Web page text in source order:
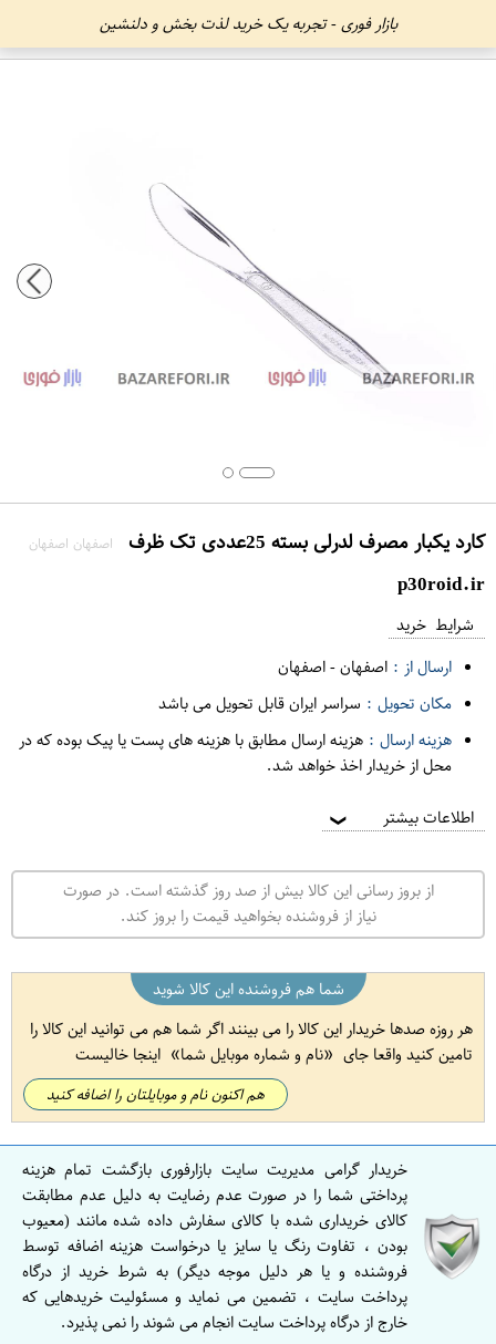
بازار فوری - تجربه یک خرید لذت بخش و دلنشین
کارد یکبار مصرف لدرلی بسته 25عددی تک ظرف اصفهان اصفهان
p30roid.ir
شرایط خرید
ارسال از : اصفهان-اصفهان
مکان تحویل : سراسر ایران قابل تحویل می باشد
هزینه ارسال : هزینه ارسال مطابق با هزینه های پست یا پیک بوده که در
محل از خریدار اخذ خواهد شد.
اطلاعات بیشتر ❯
از بروز رسانی این کالا بیش از صد روز گذشته است. در صورت
نیاز از فروشنده بخواهید قیمت را بروز کند.
شما هم فروشنده این کالا شوید
هر روزه صدها خریدار این کالا را می بینند اگر شما هم می توانید این کالا را
تامین کنید واقعا جای
نام و شماره موبایل شما اینجا خالیست
هم اکنون نام و موبایلتان را اضافه کنید
خریدار گرامی مدیریت سایت بازارفوری بازگشت تمام هزینه
پرداختی شما را در صورت عدم رضایت به دلیل عدم مطابقت
کالای خریداری شده با کالای سفارش داده شده مانند (معیوب
بودن ، تفاوت رنگ یا سایز یا درخواست هزینه اضافه توسط
فروشنده و یا هر دلیل موجه دیگر) به شرط خرید از درگاه
پرداخت سایت ، تضمین می نماید و مسئولیت خریدهایی که
خارج از درگاه پرداخت سایت انجام می شوند را نمی پذیرد.